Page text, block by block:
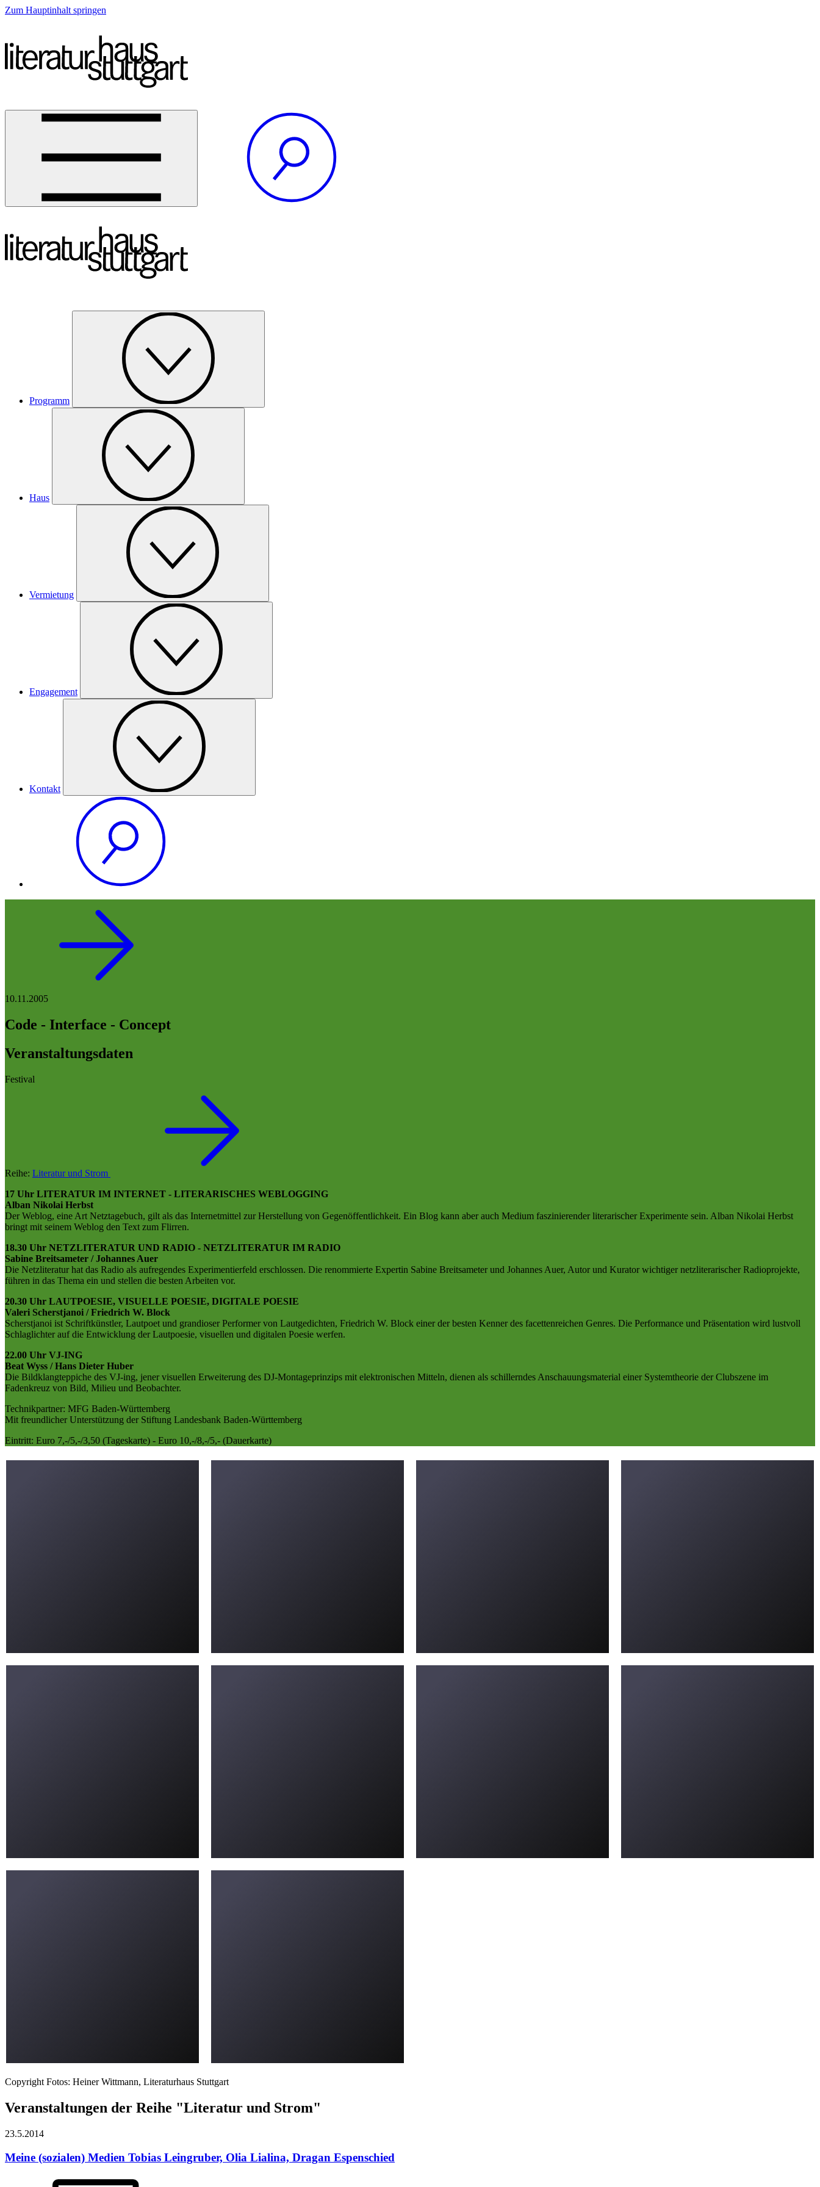
Zum Hauptinhalt springen
Programm
Haus
Vermietung
Engagement
Kontakt
10.11.2005
Code - Interface - Concept
Veranstaltungsdaten
Festival
Reihe: Literatur und Strom
17 Uhr LITERATUR IM INTERNET - LITERARISCHES WEBLOGGING
Alban Nikolai Herbst
Der Weblog, eine Art Netztagebuch, gilt als das Internetmittel zur Herstellung von Gegenöffentlichkeit. Ein Blog kann aber auch Medium faszinierender literarischer Experimente sein. Alban Nikolai Herbst
bringt mit seinem Weblog den Text zum Flirren.
18.30 Uhr NETZLITERATUR UND RADIO - NETZLITERATUR IM RADIO
Sabine Breitsameter / Johannes Auer
Die Netzliteratur hat das Radio als aufregendes Experimentierfeld erschlossen. Die renommierte Expertin Sabine Breitsameter und Johannes Auer, Autor und Kurator wichtiger netzliterarischer Radioprojekte,
führen in das Thema ein und stellen die besten Arbeiten vor.
20.30 Uhr LAUTPOESIE, VISUELLE POESIE, DIGITALE POESIE
Valeri Scherstjanoi / Friedrich W. Block
Scherstjanoi ist Schriftkünstler, Lautpoet und grandioser Performer von Lautgedichten, Friedrich W. Block einer der besten Kenner des facettenreichen Genres. Die Performance und Präsentation wird lustvoll
Schlaglichter auf die Entwicklung der Lautpoesie, visuellen und digitalen Poesie werfen.
22.00 Uhr VJ-ING
Beat Wyss / Hans Dieter Huber
Die Bildklangteppiche des VJ-ing, jener visuellen Erweiterung des DJ-Montageprinzips mit elektronischen Mitteln, dienen als schillerndes Anschauungsmaterial einer Systemtheorie der Clubszene im
Fadenkreuz von Bild, Milieu und Beobachter.
Technikpartner: MFG Baden-Württemberg
Mit freundlicher Unterstützung der Stiftung Landesbank Baden-Württemberg
Eintritt: Euro 7,-/5,-/3,50 (Tageskarte) - Euro 10,-/8,-/5,- (Dauerkarte)
Copyright Fotos: Heiner Wittmann, Literaturhaus Stuttgart
Veranstaltungen der Reihe "Literatur und Strom"
23.5.2014
Meine (sozialen) Medien Tobias Leingruber, Olia Lialina, Dragan Espenschied